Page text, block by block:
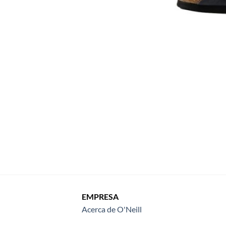
EMPRESA
Acerca de O'Neill